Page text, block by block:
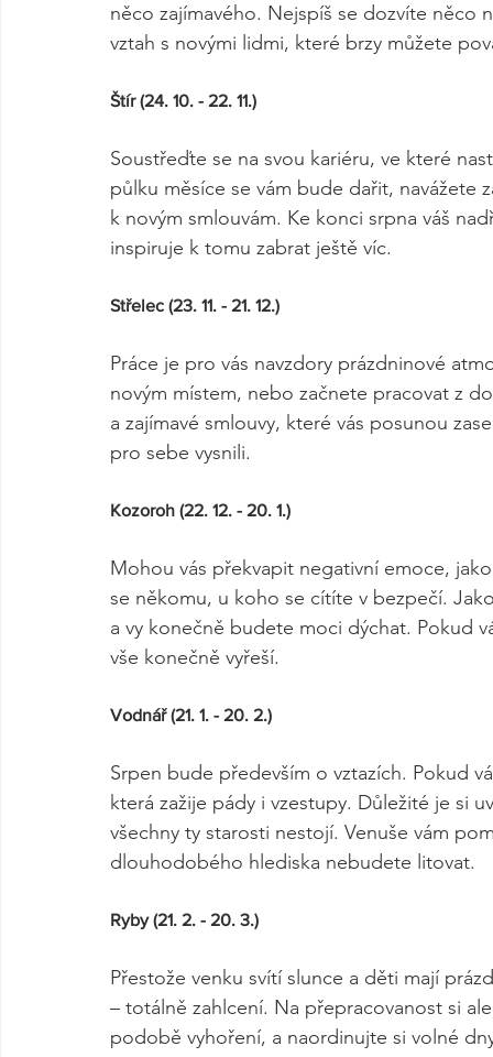
něco zajímavého. Nejspíš se dozvíte
vztah s novými lidmi, které brzy můžete
Štír (24. 10. - 22. 11.)
Soustřeďte se na svou kariéru, ve které
půlku měsíce se vám bude dařit,
k novým smlouvám. Ke konci srpna váš
inspiruje k tomu zabrat ještě víc.
Střelec (23. 11. - 21. 12.)
Práce je pro vás navzdory prázdninové
novým místem, nebo začnete pracovat z
a zajímavé smlouvy, které vás posunou
pro sebe vysnili.
Kozoroh (22. 12. - 20. 1.)
Mohou vás překvapit negativní emoce,
se někomu, u koho se cítíte v bezpečí.
a vy konečně budete moci dýchat. Pokud
vše konečně vyřeší.
Vodnář (21. 1. - 20. 2.)
Srpen bude především o vztazích. Pokud
která zažije pády i vzestupy. Důležité je si
všechny ty starosti nestojí. Venuše vám
dlouhodobého hlediska nebudete litovat.
Ryby (21. 2. - 20. 3.)
Přestože venku svítí slunce a děti mají
– totálně zahlcení. Na přepracovanost si
podobě vyhoření, a naordinujte si volné